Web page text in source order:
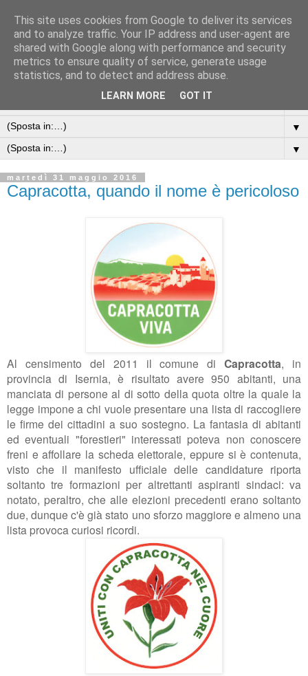
▼
▼
martedì 31 maggio 2016
Capracotta, quando il nome è pericoloso
Al censimento del 2011 il comune diCapracotta, in
provincia di Isernia, è risultato avere 950 abitanti, una
manciata di persone al di sotto della quota oltre la quale la
legge impone a chi vuole presentare una lista di raccogliere
le firme dei cittadini a suo sostegno. La fantasia di abitanti
ed eventuali "forestieri" interessati poteva non conoscere
freni e affollare la scheda elettorale, eppure si è contenuta,
visto che il manifesto ufficiale delle candidature riporta
soltanto tre formazioni per altrettanti aspiranti sindaci: va
notato, peraltro, che alle elezioni precedenti erano soltanto
due, dunque c'è già stato uno sforzo maggiore e almeno una
lista provoca curiosi ricordi.
This site uses cookies from Google to deliver its services
and to analyze traffic. Your IP address and user-agent are
shared with Google along with performance and security
metrics to ensure quality of service, generate usage
statistics, and to detect and address abuse.
LEARN MORE GOT IT